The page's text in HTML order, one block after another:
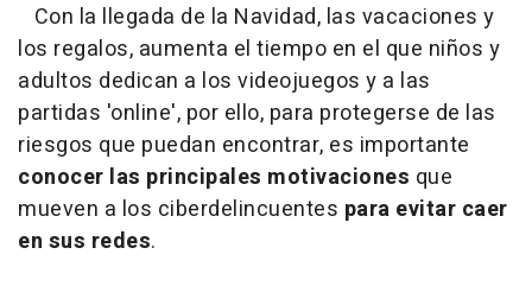
Con la llegada de la Navidad, las vacaciones y
los regalos, aumenta el tiempo en el que niños y
adultos dedican a los videojuegos y a las
partidas 'online', por ello, para protegerse de las
riesgos que puedan encontrar, es importante
conocer las principales motivaciones que
mueven a los ciberdelincuentes para evitar caer
en sus redes.